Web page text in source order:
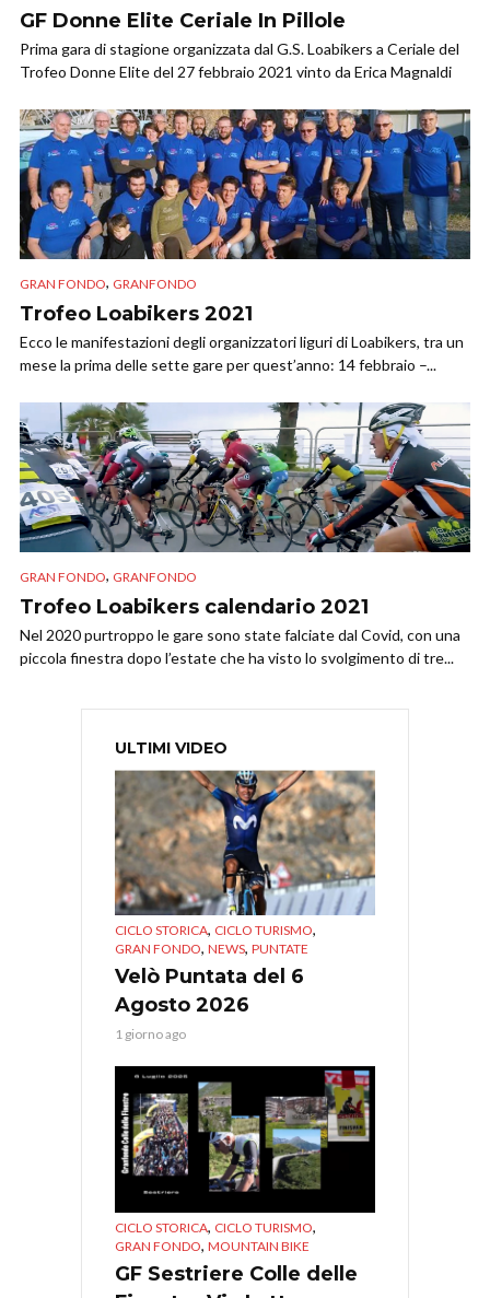
GF Donne Elite Ceriale In Pillole
Prima gara di stagione organizzata dal G.S. Loabikers a Ceriale del
Trofeo Donne Elite del 27 febbraio 2021 vinto da Erica Magnaldi
GRAN FONDO, GRANFONDO
Trofeo Loabikers 2021
Ecco le manifestazioni degli organizzatori liguri di Loabikers, tra un
mese la prima delle sette gare per quest’anno: 14 febbraio –...
GRAN FONDO, GRANFONDO
Trofeo Loabikers calendario 2021
Nel 2020 purtroppo le gare sono state falciate dal Covid, con una
piccola finestra dopo l’estate che ha visto lo svolgimento di tre...
ULTIMI VIDEO
CICLO STORICA, CICLO TURISMO,
GRAN FONDO, NEWS, PUNTATE
Velò Puntata del 6
Agosto 2026
1 giorno ago
CICLO STORICA, CICLO TURISMO,
GRAN FONDO, MOUNTAIN BIKE
GF Sestriere Colle delle